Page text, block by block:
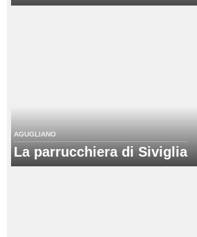
AGUGLIANO
La parrucchiera di Siviglia